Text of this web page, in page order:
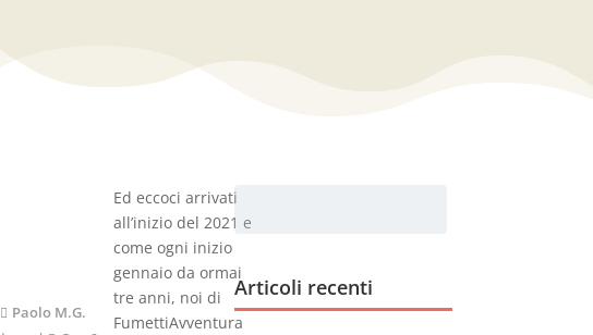
Paolo M.G.
Ed eccoci arrivati
all’inizio del 2021 e
come ogni inizio
gennaio da ormai
tre anni, noi di
FumettiAvventura
Articoli recenti